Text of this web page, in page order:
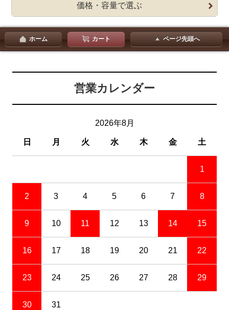
価格・容量で選ぶ
ホーム カート ページ先頭へ
営業カレンダー
2026年8月
日 月 火 水 木 金 土
1
2 3 4 5 6 7 8
9 10 11 12 13 14 15
16 17 18 19 20 21 22
23 24 25 26 27 28 29
30 31